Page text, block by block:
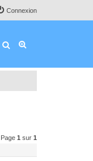
Connexion
Rechercher
Page 1 sur 1